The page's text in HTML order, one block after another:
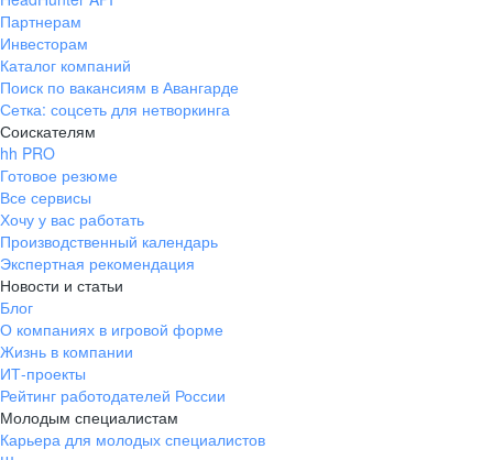
Партнерам
Инвесторам
Каталог компаний
Поиск по вакансиям в Авангарде
Сетка: соцсеть для нетворкинга
Соискателям
hh PRO
Готовое резюме
Все сервисы
Хочу у вас работать
Производственный календарь
Экспертная рекомендация
Новости и статьи
Блог
О компаниях в игровой форме
Жизнь в компании
ИТ-проекты
Рейтинг работодателей России
Молодым специалистам
Карьера для молодых специалистов